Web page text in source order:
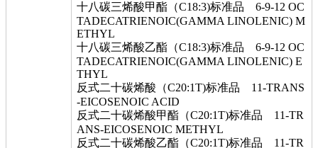
十八碳三烯酸甲酯（C18:3)标准品 6-9-12 OC
TADECATRIENOIC(GAMMA LINOLENIC) M
ETHYL
十八碳三烯酸乙酯（C18:3)标准品 6-9-12 OC
TADECATRIENOIC(GAMMA LINOLENIC) E
THYL
反式二十碳烯酸（C20:1T)标准品 11-TRANS
-EICOSENOIC ACID
反式二十碳烯酸甲酯（C20:1T)标准品 11-TR
ANS-EICOSENOIC METHYL
反式二十碳烯酸乙酯（C20:1T)标准品 11-TR